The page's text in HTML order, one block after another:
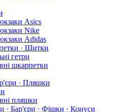
Asics
Nike
Adidas
· Щитки
гетри
шкарпетки
· Пляшки
пляшки
· Бар'єри · Фішки · Конуси